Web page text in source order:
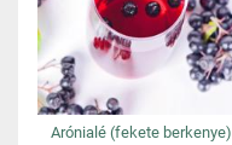
Arónialé (fekete berkenye)